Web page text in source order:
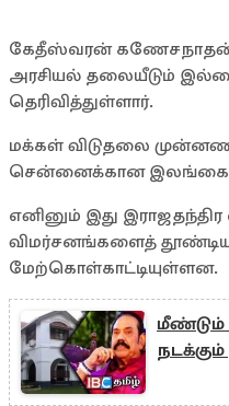
கேதீஸ்வரன் கணேசநாதன் (Dr.
அரசியல் தலையீடும்
தெரிவித்துள்ளார்.
மக்கள் விடுதலை
சென்னைக்கான
எனினும் இது
விமர்சனங்களைத்
மேற்கொள்காட்டியுள்ளன.
மீண்டும்